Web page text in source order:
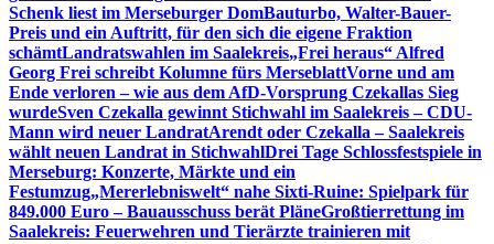
Schenk liest im Merseburger DomBauturbo, Walter-Bauer-
Preis und ein Auftritt, für den sich die eigene Fraktion
schämtLandratswahlen im Saalekreis„Frei heraus“ Alfred
Georg Frei schreibt Kolumne fürs MerseblattVorne und am
Ende verloren – wie aus dem AfD-Vorsprung Czekallas Sieg
wurdeSven Czekalla gewinnt Stichwahl im Saalekreis – CDU-
Mann wird neuer LandratArendt oder Czekalla – Saalekreis
wählt neuen Landrat in StichwahlDrei Tage Schlossfestspiele in
Merseburg: Konzerte, Märkte und ein
Festumzug„Mererlebniswelt“ nahe Sixti-Ruine: Spielpark für
849.000 Euro – Bauausschuss berät PläneGroßtierrettung im
Saalekreis: Feuerwehren und Tierärzte trainieren mit